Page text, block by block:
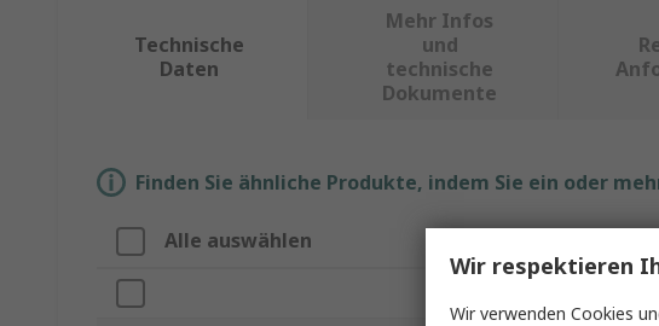
Technische
Daten
Mehr Infos
und
technische
Dokumente
Finden Sie ähnliche Produkte, indem Sie ein oder
Alle auswählen
Wir respektieren
Wir verwenden Cookies